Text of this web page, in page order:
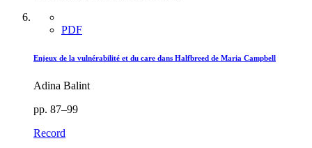
PDF
Enjeux de la vulnérabilité et du care dans Halfbreed de Maria Campbell
Adina Balint
pp. 87–99
Record